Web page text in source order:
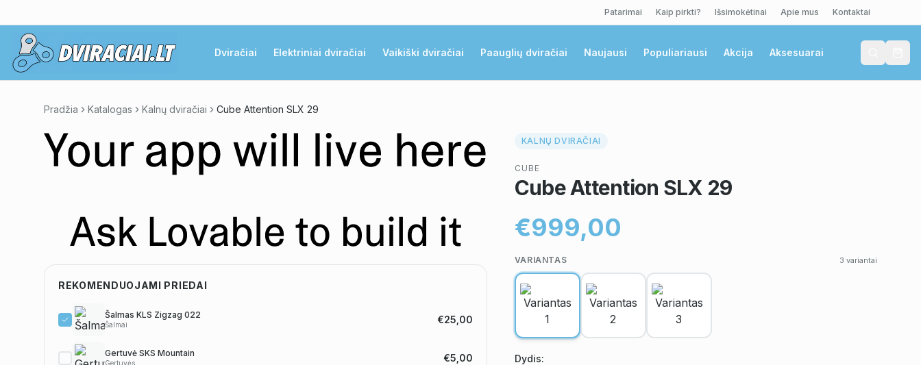
Patarimai Kaip pirkti? Išsimokėtinai Apie mus Kontaktai
Dviračiai Elektriniai dviračiai Vaikiški dviračiai Paauglių dviračiai Naujausi Populiariausi Akcija Aksesuarai
Pradžia Katalogas Kalnų dviračiai Cube Attention SLX 29
REKOMENDUOJAMI PRIEDAI
Šalmas KLS Zigzag 022
Šalmai €25,00
Gertuvė SKS Mountain
Gertuvės €5,00
KALNŲ DVIRAČIAI
CUBE
Cube Attention SLX 29
€999,00
VARIANTAS 3 variantai
Dydis: